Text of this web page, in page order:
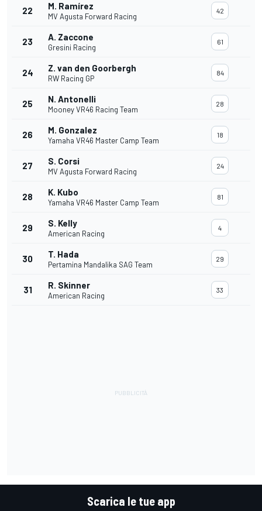
22 M. Ramírez
MV Agusta Forward Racing
42
23 A. Zaccone
Gresini Racing
61
24 Z. van den Goorbergh
RW Racing GP
84
25 N. Antonelli
Mooney VR46 Racing Team
28
26 M. Gonzalez
Yamaha VR46 Master Camp Team
18
27 S. Corsi
MV Agusta Forward Racing
24
28 K. Kubo
Yamaha VR46 Master Camp Team
81
29 S. Kelly
American Racing
4
30 T. Hada
Pertamina Mandalika SAG Team
29
31 R. Skinner
American Racing
33
Scarica le tue app